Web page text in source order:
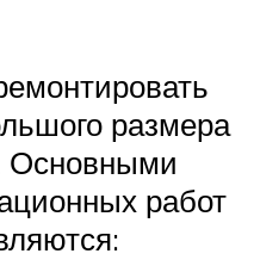
размера
Основными
работ